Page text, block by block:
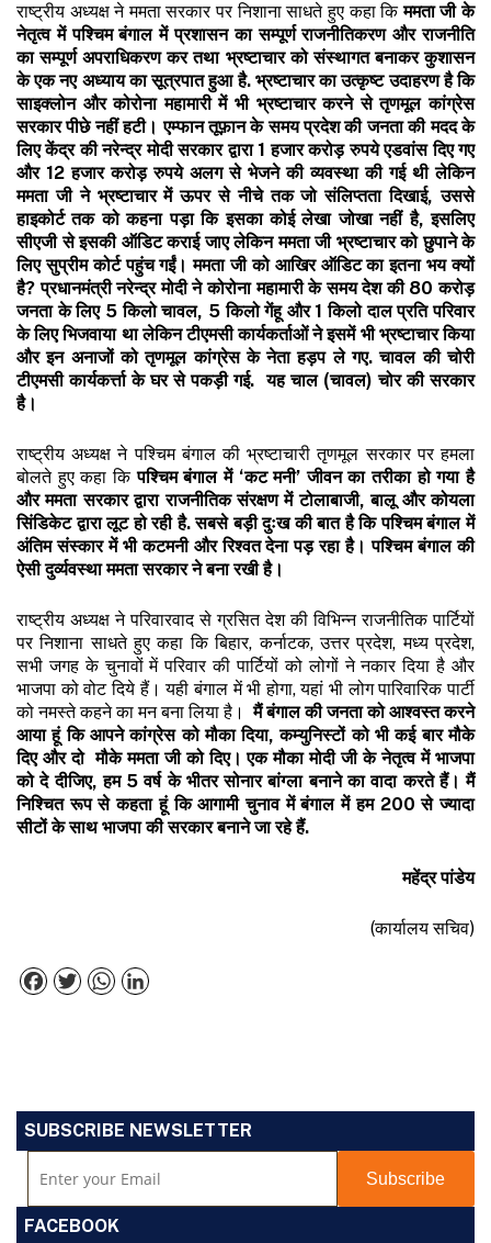
राष्ट्रीय अध्यक्ष ने ममता सरकार पर निशाना साधते हुए कहा किममता जी के
नेतृत्व में पश्चिम बंगाल में प्रशासन का सम्पूर्ण राजनीतिकरण और राजनीति
का सम्पूर्ण अपराधिकरण कर तथा भ्रष्टाचार को संस्थागत बनाकर कुशासन
के एक नए अध्याय का सूत्रपात हुआ है. भ्रष्टाचार का उत्कृष्ट उदाहरण है कि
साइक्लोन और कोरोना महामारी में भी भ्रष्टाचार करने से तृणमूल कांग्रेस
सरकार पीछे नहीं हटी।एम्फान तूफ़ान के समय प्रदेश की जनता की मदद के
लिए केंद्र की नरेन्द्र मोदी सरकार द्वारा 1हजार करोड़ रुपये एडवांस दिए गए
और 12हजार करोड़ रुपये अलग से भेजने की व्यवस्था की गई थी लेकिन
ममता जी ने भ्रष्टाचार में ऊपर से नीचे तक जो संलिप्तता दिखाई,उससे
हाइकोर्ट तक को कहना पड़ा कि इसका कोई लेखा जोखा नहीं है,इसलिए
सीएजी से इसकी ऑडिट कराई जाए लेकिन ममता जी भ्रष्टाचार को छुपाने के
लिए सुप्रीम कोर्ट पहुंच गईं। ममता जी को आखिर ऑडिट का इतना भय क्यों
है? प्रधानमंत्री नरेन्द्र मोदी ने कोरोना महामारी के समय देश की 80 करोड़
जनता के लिए 5 किलो चावल, 5 किलो गेंहू और 1 किलो दाल प्रति परिवार
के लिए भिजवाया था लेकिन टीएमसी कार्यकर्ताओं ने इसमें भी भ्रष्टाचार किया
और इन अनाजों को तृणमूल कांग्रेस के नेता हड़प ले गए. चावल की चोरी
टीएमसी कार्यकर्त्ता के घर से पकड़ी गई. यह चाल (चावल) चोर की सरकार
है।
राष्ट्रीय अध्यक्ष ने पश्चिम बंगाल की भ्रष्टाचारी तृणमूल सरकार पर हमला
बोलते हुए कहा किपश्चिम बंगाल में ‘कट मनी’ जीवन का तरीका हो गया है
और ममता सरकार द्वारा राजनीतिक संरक्षण में टोलाबाजी,बालू और कोयला
सिंडिकेट द्वारा लूट हो रही है. सबसे बड़ी दुःख की बात है कि पश्चिम बंगाल में
अंतिम संस्कार में भी कटमनी और रिश्वत देना पड़ रहा है। पश्चिम बंगाल की
ऐसी दुर्व्यवस्था ममता सरकार ने बना रखी है।
राष्ट्रीय अध्यक्ष ने परिवारवाद से ग्रसित देश की विभिन्न राजनीतिक पार्टियों
पर निशाना साधते हुए कहा कि बिहार, कर्नाटक, उत्तर प्रदेश, मध्य प्रदेश,
सभी जगह के चुनावों में परिवार की पार्टियों को लोगों ने नकार दिया है और
भाजपा को वोट दिये हैं। यही बंगाल में भी होगा, यहां भी लोग पारिवारिक पार्टी
को नमस्ते कहने का मन बना लिया है।मैं बंगाल की जनता को आश्वस्त करने
आया हूं कि आपने कांग्रेस को मौका दिया,कम्युनिस्टों को भी कई बार मौके
दिए और दो मौके ममता जी को दिए। एक मौका मोदी जी के नेतृत्व में भाजपा
को दे दीजिए,हम 5वर्ष के भीतर सोनार बांग्ला बनाने का वादा करते हैं। मैं
निश्चित रूप से कहता हूं कि आगामी चुनाव में बंगाल में हम 200से ज्यादा
सीटों के साथ भाजपा की सरकार बनाने जा रहे हैं.
महेंद्र पांडेय
(कार्यालय सचिव)
Facebook
TwitterWhatsApp
SUBSCRIBE NEWSLETTER
FACEBOOK